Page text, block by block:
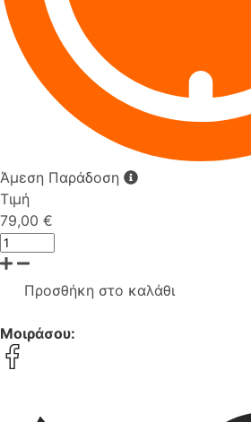
Άμεση Παράδοση
Τιμή
79,00 €
Προσθήκη στο καλάθι
Μοιράσου: